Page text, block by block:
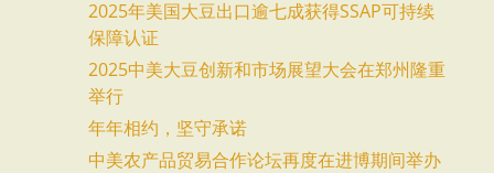
2025年美国大豆出口逾七成获得SSAP可持续
保障认证
2025中美大豆创新和市场展望大会在郑州隆重
举行
年年相约，坚守承诺
中美农产品贸易合作论坛再度在进博期间举办